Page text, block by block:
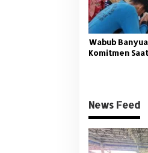
Wabub
Komitmen
News Feed